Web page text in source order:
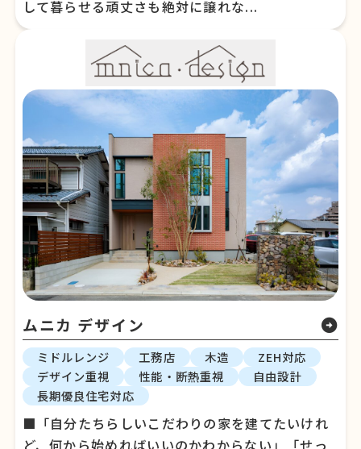
して暮らせる頑丈さも絶対に譲れな...
ムニカ デザイン arrow_circle_right
ミドルレンジ 工務店 木造
ZEH対応
デザイン重視
性能・断熱重視
自由設計
長期優良住宅対応
■「自分たちらしいこだわりの家を建てたいけれ
ど、何から始めればいいのかわからない」「せっ